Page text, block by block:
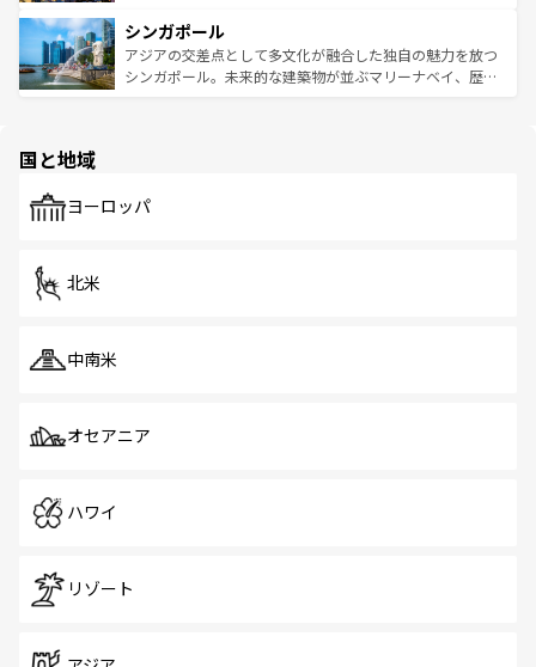
参照してほしい。
激する。気候は一年中温暖で、どの季節にも異なる楽しみ
が待っている。親しみやすいタイの人々、仏教を中心とし
た文化、そして多様な観光資源が、訪れる旅人を魅了し続
み、どこを訪れても感動するはず。観光スポットが密集し
ており、効率よく見どころを回れるのも魅力。息をのむよ
うな絶景から文化的な体験まで、香港を存分に楽しみ尽く
シンガポール
アジアの交差点として多文化が融合した独自の魅力を放つ
シンガポール。未来的な建築物が並ぶマリーナベイ、歴史
で、ホーカーズは地元の風情を楽しめる外せないスポット
国と地域
ヨーロッパ
北米
中南米
オセアニア
ハワイ
リゾート